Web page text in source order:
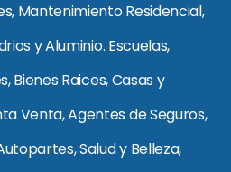
Mantenimiento Residencial,
y Aluminio. Escuelas,
Bienes Raices, Casas y
Venta, Agentes de Seguros,
Salud y Belleza,